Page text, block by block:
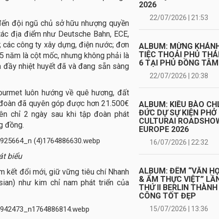
đội ngũ chủ sở hữu nhượng quyền
địa điểm như Deutsche Bahn, ECE,
công ty xây dựng, điện nước; đơn
năm là cột mốc, nhưng không phải là
nhiệt huyết đã và đang sẵn sàng
luôn hướng về quê hương, đất
đã quyên góp được hơn 21.500€
chỉ 2 ngày sau khi tập đoàn phát
đồng.
biểu
kết đổi mới, giữ vững tiêu chí Nhanh
như kim chỉ nam phát triển của
2026
22/07/2026 | 21:53
ALBUM: MỪNG
TIỆC THOẢI PHỦ
6 TẠI PHỦ ĐỒNG TÂM
22/07/2026 | 20:38
ALBUM: KIỀU BÀO
ĐỨC DỰ SỰ KIỆN PHỞ
CULTURAI
EUROPE 2026
16/07/2026 | 22:32
ALBUM: ĐÊM “VĂN
& ẨM THỰC VIỆT”
THỨ II BERLIN THÀNH
CÔNG TỐT ĐẸP
15/07/2026 | 13:36